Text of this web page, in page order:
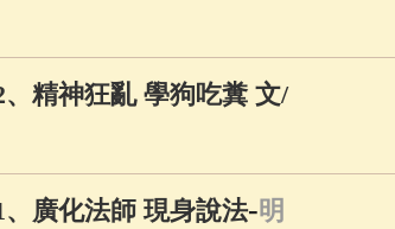
、精神狂亂 學狗吃糞 文/
、廣化法師 現身說法-明